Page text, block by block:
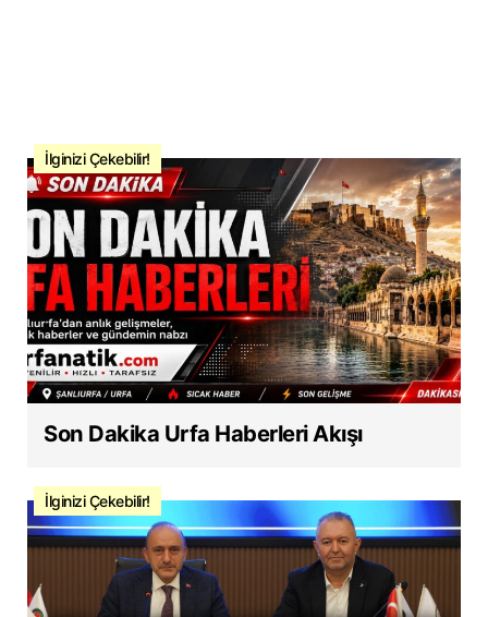
İlginizi Çekebilir!
Son Dakika Urfa Haberleri Akışı
İlginizi Çekebilir!